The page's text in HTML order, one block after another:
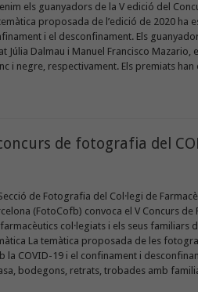
els guanyadors de la V edició del
proposada de l’edició de 2020 ha
i el desconfinament. Els
Júlia Dalmau i Manuel Francisco Mazario,
i negre, respectivament. Els premiats
de fotografia del
de Fotografia del Col·legi de
(FotoCofb) convoca el V Concurs
col·legiats i els seus familiars
La temàtica proposada de les
la COVID-19 i el confinament i
bodegons, retrats, trobades amb